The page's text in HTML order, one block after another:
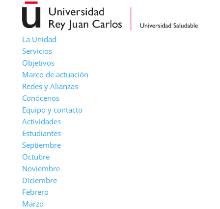
La Unidad
Servicios
Objetivos
Marco de actuación
Redes y Alianzas
Conócenos
Equipo y contacto
Actividades
Estudiantes
Septiembre
Octubre
Noviembre
Diciembre
Febrero
Marzo